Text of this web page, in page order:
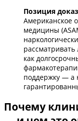
Позиция
Американское
медицины
как
поддержку — а
Почему